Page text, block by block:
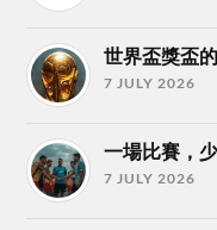
世界盃獎盃
7 JULY 2026
一場比賽，
7 JULY 2026